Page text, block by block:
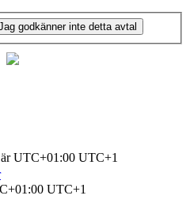
UTC+01:00 UTC+1
UTC+1